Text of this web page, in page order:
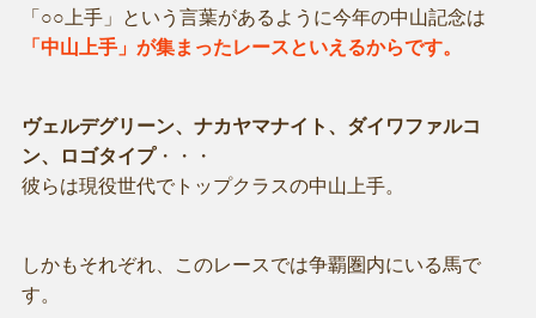
「○○上手」という言葉があるように今年の中山記念は
「中山上手」が集まったレースといえるからです。
ヴェルデグリーン、ナカヤマナイト、ダイワファルコ
ン、ロゴタイプ・・・
彼らは現役世代でトップクラスの中山上手。
しかもそれぞれ、このレースでは争覇圏内にいる馬で
す。